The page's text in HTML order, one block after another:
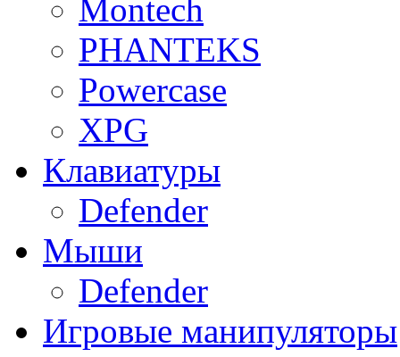
Montech
PHANTEKS
Powercase
XPG
Клавиатуры
Defender
Мыши
Defender
Игровые манипуляторы